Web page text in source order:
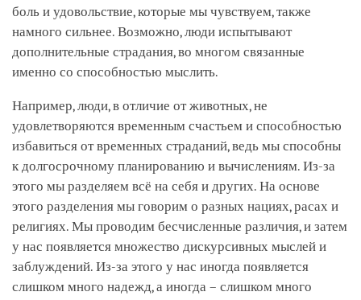
боль и удовольствие, которые мы чувствуем, также
намного сильнее. Возможно, люди испытывают
дополнительные страдания, во многом связанные
именно со способностью мыслить.
Например, люди, в отличие от животных, не
удовлетворяются временным счастьем и способностью
избавиться от временных страданий, ведь мы способны
к долгосрочному планированию и вычислениям. Из-за
этого мы разделяем всё на себя и других. На основе
этого разделения мы говорим о разных нациях, расах и
религиях. Мы проводим бесчисленные различия, и затем
у нас появляется множество дискурсивных мыслей и
заблуждений. Из-за этого у нас иногда появляется
слишком много надежд, а иногда – слишком много